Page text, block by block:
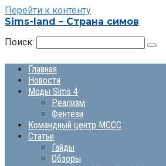
Перейти к контенту
Sims-land – Страна симов
Поиск:
Главная
Новости
Моды Sims 4
Реализм
Фентези
Командный центр MCCC
Статьи
Гайды
Обзоры